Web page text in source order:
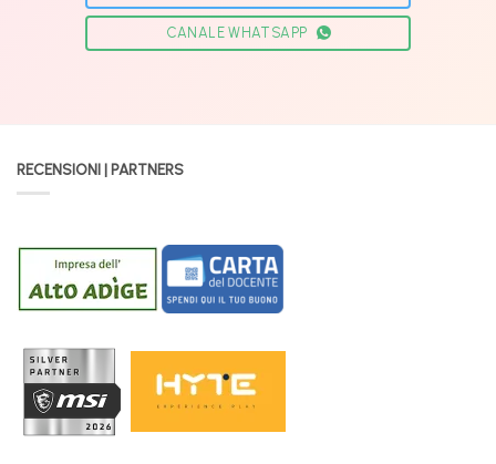
CANALE WHATSAPP
RECENSIONI | PARTNERS